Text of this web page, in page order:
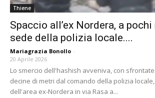
Thiene
Spaccio all’ex Nordera, a
sede della polizia locale....
Mariagrazia Bonollo -
20 Aprile 2026
Lo smercio dell'hashish avveniva, con
decine di metri dal comando della polizia
dell'area ex-Nordera in via Rasa a...